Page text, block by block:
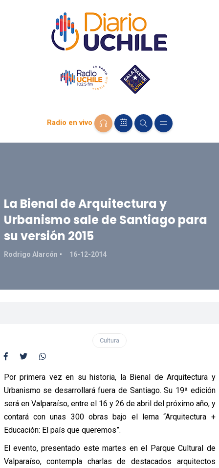
Radio en vivo
La Bienal de Arquitectura y
Urbanismo sale de Santiago para
su versión 2015
Rodrigo Alarcón 16-12-2014
Cultura
Por primera vez en su historia, la Bienal de Arquitectura y
Urbanismo se desarrollará fuera de Santiago. Su 19ª edición
será en Valparaíso, entre el 16 y 26 de abril del próximo año, y
contará con unas 300 obras bajo el lema “Arquitectura +
Educación: El país que queremos”.
El evento, presentado este martes en el Parque Cultural de
Valparaíso, contempla charlas de destacados arquitectos